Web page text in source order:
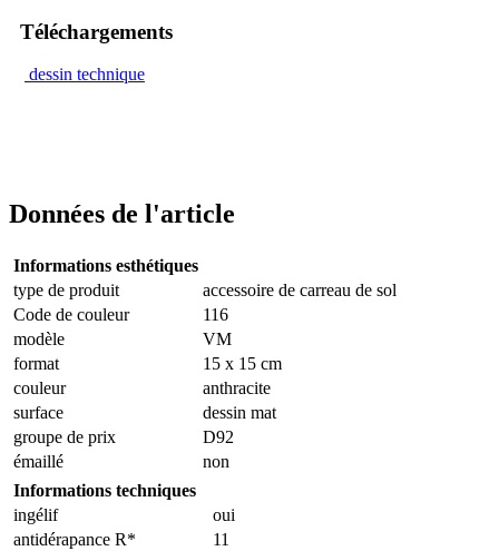
Téléchargements
dessin technique
Données de l'article
Informations esthétiques
type de produit
accessoire de carreau de sol
Code de couleur
116
modèle
VM
format
15 x 15 cm
couleur
anthracite
surface
dessin mat
groupe de prix
D92
émaillé
non
Informations techniques
ingélif
oui
antidérapance R*
11